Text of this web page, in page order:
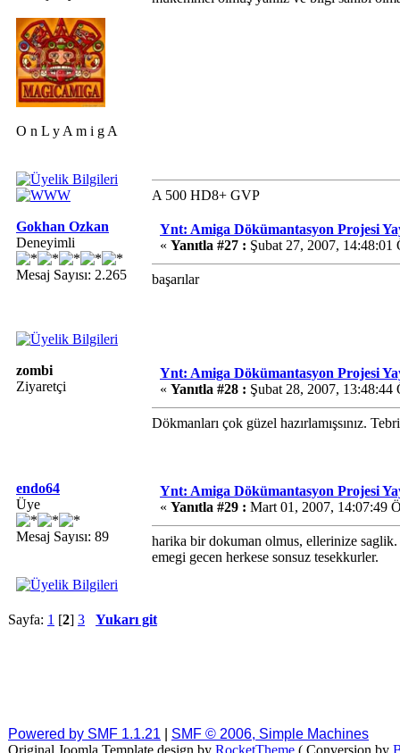
O n L y A m i g A
A 500 HD8+ GVP
Gokhan Ozkan
Deneyimli
Mesaj Sayısı: 2.265
Ynt: Amiga Dökümantasyon Projesi
« Yanıtla #27 : Şubat 27, 2007, 14:48:01
başarılar
zombi
Ziyaretçi
Ynt: Amiga Dökümantasyon Projesi
« Yanıtla #28 : Şubat 28, 2007, 13:48:44
Dökmanları çok güzel hazırlamışsınız.
endo64
Üye
Mesaj Sayısı: 89
Ynt: Amiga Dökümantasyon Projesi
« Yanıtla #29 : Mart 01, 2007, 14:07:49
harika bir dokuman olmus, ellerinize saglik.
emegi gecen herkese sonsuz tesekkurler.
Sayfa: 1 [2] 3 Yukarı git
Powered by SMF 1.1.21
SMF © 2006, Simple Machines
Original Joomla Template design by RocketTheme ( Conversion by